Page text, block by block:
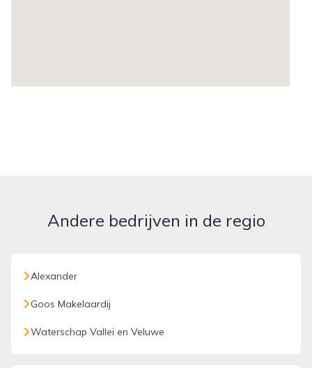
Andere bedrijven in de regio
Alexander
Goos Makelaardij
Waterschap Vallei en Veluwe